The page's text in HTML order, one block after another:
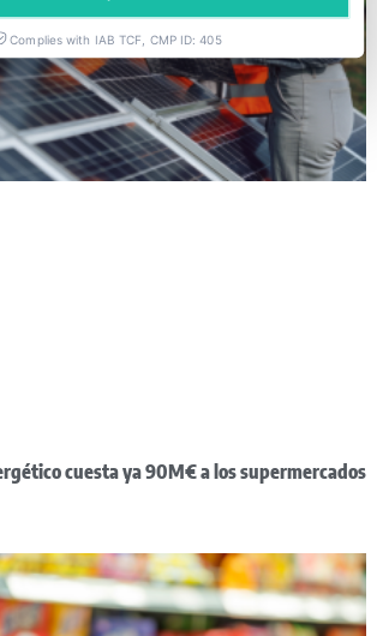
cuesta ya 90M€ a los supermercados
Complies with IAB TCF, CMP ID: 405